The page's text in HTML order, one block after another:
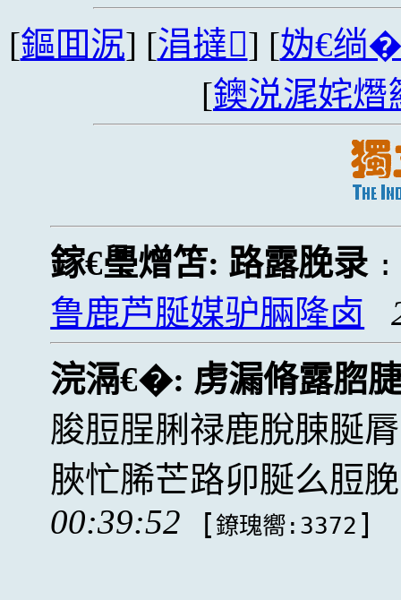
[鏂囬泦] [涓撻] [妫€绱
[鐭涚浘姹熸
鎵€璺熷笘: 路露脕录
鲁鹿芦脠媒驴脼隆卤
浣滆€�: 虏漏脩露脗
脧脰脭脷禄鹿脫脨脠
脥忙脪芒路卯脠么脰
00:39:52
[鐐瑰嚮:3372 ]